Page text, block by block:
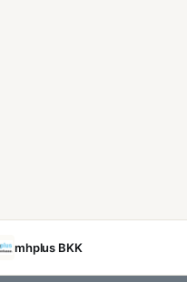
mhplus BKK